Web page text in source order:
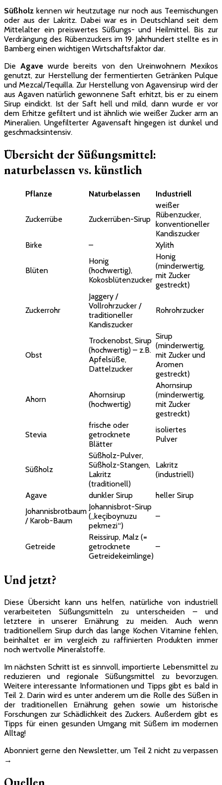
Süßholz kennen wir heutzutage nur noch aus Teemischungen
oder aus der Lakritz. Dabei war es in Deutschland seit dem
Mittelalter ein preiswertes Süßungs- und Heilmittel. Bis zur
Verdrängung des Rübenzuckers im 19. Jahrhundert stellte es in
Bamberg einen wichtigen Wirtschaftsfaktor dar.
DieAgave wurde bereits von den Ureinwohnern Mexikos
genutzt, zur Herstellung der fermentierten Getränken Pulque
und Mezcal/Tequilla. Zur Herstellung von Agavensirup wird der
aus Agaven natürlich gewonnene Saft erhitzt, bis er zu einem
Sirup eindickt. Ist der Saft hell und mild, dann wurde er vor
dem Erhitze gefiltert und ist ähnlich wie weißer Zucker arm an
Mineralien. Ungefilterter Agavensaft hingegen ist dunkel und
geschmacksintensiv.
Übersicht der Süßungsmittel:
naturbelassen vs. künstlich
Pflanze Naturbelassen Industriell
Zuckerrübe Zuckerrüben-Sirup
weißer
Rübenzucker,
konventioneller
Kandiszucker
Birke
– Xylith
Blüten
Honig
(hochwertig),
Kokosblütenzucker
Honig
(minderwertig,
mit Zucker
gestreckt)
Zuckerrohr
Jaggery /
Vollrohrzucker /
traditioneller
Kandiszucker
Rohrohrzucker
Obst
Trockenobst, Sirup
(hochwertig) – z.B.
Apfelsüße,
Dattelzucker
Sirup
(minderwertig,
mit Zucker und
Aromen
gestreckt)
Ahorn
Ahornsirup
(hochwertig)
Ahornsirup
(minderwertig,
mit Zucker
gestreckt)
Stevia
frische oder
getrocknete
Blätter
isoliertes
Pulver
Süßholz
Süßholz-Pulver,
Süßholz-Stangen,
Lakritz
(traditionell)
Lakritz
(industriell)
Agave dunkler Sirup
heller Sirup
Johannisbrotbaum
/ Karob-Baum
Johannisbrot-Sirup
(„keçiboynuzu
pekmezi“)
–
Getreide
Reissirup, Malz (=
getrocknete
Getreidekeimlinge)
–
Und jetzt?
Diese Übersicht kann uns helfen, natürliche von industriell
verarbeiteten Süßungsmitteln zu unterscheiden – und
letztere in unserer Ernährung zu meiden. Auch wenn
traditionellem Sirup durch das lange Kochen Vitamine fehlen,
beinhaltet er im vergleich zu raffinierten Produkten immer
noch wertvolle Mineralstoffe.
Im nächsten Schritt ist es sinnvoll, importierte Lebensmittel zu
reduzieren und regionale Süßungsmittel zu bevorzugen.
Weitere interessante Informationen und Tipps gibt es bald in
Teil 2. Darin wird es unter anderem um die Rolle des Süßen in
der traditionellen Ernährung gehen sowie um historische
Forschungen zur Schädlichkeit des Zuckers. Außerdem gibt es
Tipps für einen gesunden Umgang mit Süßem im modernen
Alltag!
Abonniert gerne den Newsletter, um Teil 2 nicht zu verpassen
→